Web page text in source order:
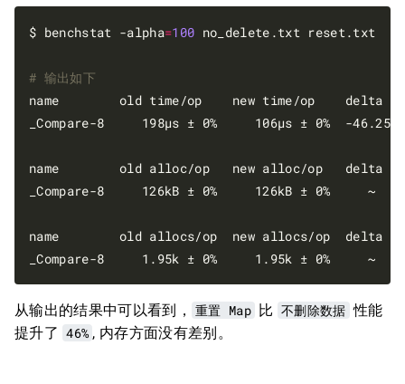
$ benchstat -alpha=100 no_delete.txt reset.txt
# 输出如下
name        old time/op    new time/op    delta
_Compare-8     198µs ± 0%     106µs ± 0%  -
name        old alloc/op   new alloc/op   delta
_Compare-8     126kB ± 0%     126kB ± 0%
name        old allocs/op  new allocs/op  delta
_Compare-8     1.95k ± 0%     1.95k ± 0%
从输出的结果中可以看到， 重置 Map 比 不删除数据 性能
提升了 46% , 内存方面没有差别。